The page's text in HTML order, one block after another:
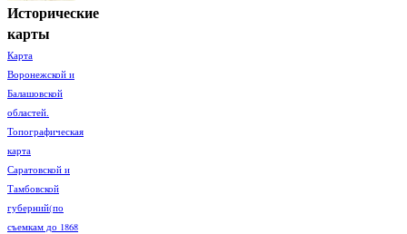
Исторические
карты
Карта
Воронежской и
Балашовской
областей.
Топографическая
карта
Саратовской и
Тамбовской
губерний(по
съемкам до 1868